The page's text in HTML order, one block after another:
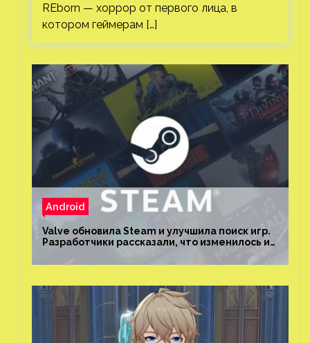
REborn — хоррор от первого лица, в
котором геймерам […]
Android
Valve обновила Steam и улучшила поиск игр.
Разработчики рассказали, что изменилось и